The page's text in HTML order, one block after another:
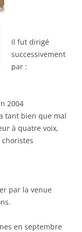
Il fut dirigé
successivement
par :
2004
tant bien que mal
à quatre voix,
par la venue
en septembre